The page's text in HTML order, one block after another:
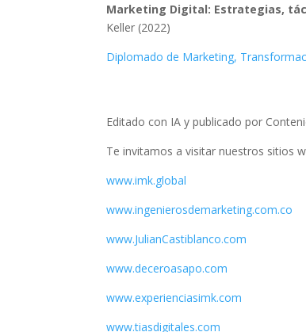
Marketing Digital: Estrategias,
Keller (2022)
Diplomado de Marketing,
Editado con IA y publicado por
Te invitamos a visitar nuestros sitios
www.imk.global
www.ingenierosdemarketing.com.co
www.JulianCastiblanco.com
www.deceroasapo.com
www.experienciasimk.com
www.tiasdigitales.com